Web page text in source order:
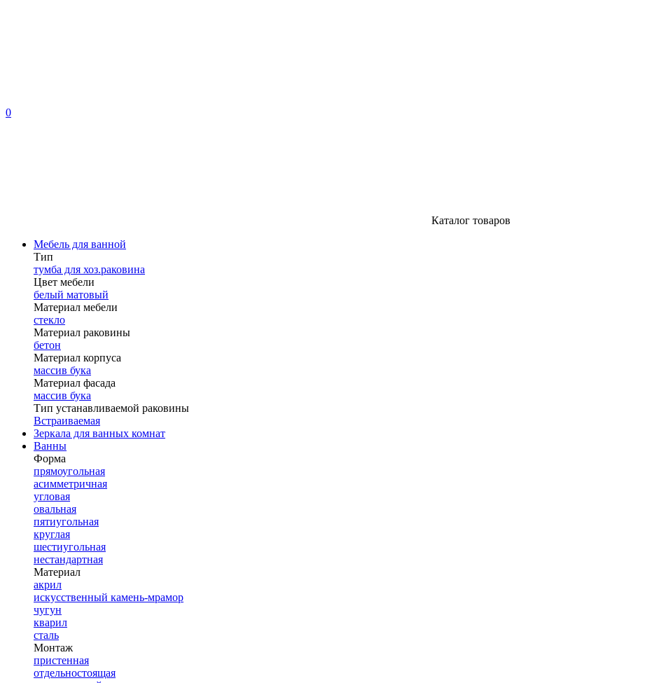
0
Каталог товаров
Мебель для ванной
Тип
тумба для хоз.раковина
Цвет мебели
белый матовый
Материал мебели
стекло
Материал раковины
бетон
Материал корпуса
массив бука
Материал фасада
массив бука
Тип устанавливаемой раковины
Встраиваемая
Зеркала для ванных комнат
Ванны
Форма
прямоугольная
асимметричная
угловая
овальная
пятиугольная
круглая
шестиугольная
нестандартная
Материал
акрил
искусственный камень-мрамор
чугун
кварил
сталь
Монтаж
пристенная
отдельностоящая